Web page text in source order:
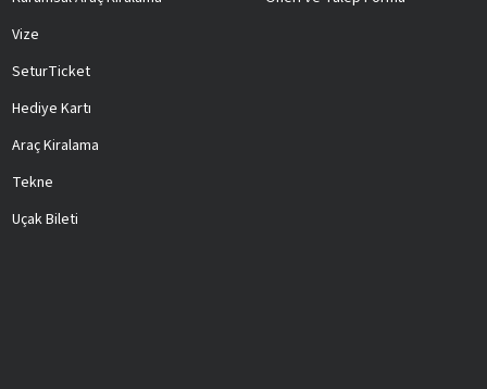
Vize
SeturTicket
Hediye Kartı
Araç Kiralama
Tekne
Uçak Bileti